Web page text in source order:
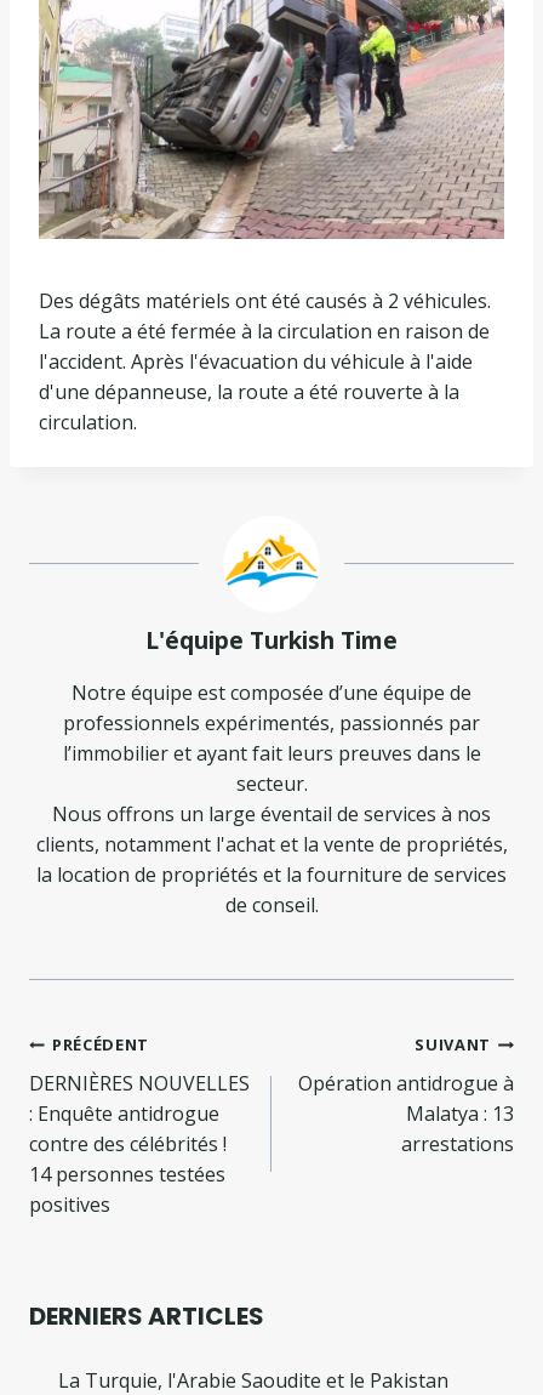
Des dégâts matériels ont été causés à 2 véhicules.
La route a été fermée à la circulation en raison de
l'accident. Après l'évacuation du véhicule à l'aide
d'une dépanneuse, la route a été rouverte à la
circulation.
L'équipe Turkish Time
Notre équipe est composée d’une équipe de
professionnels expérimentés, passionnés par
l’immobilier et ayant fait leurs preuves dans le
secteur.
Nous offrons un large éventail de services à nos
clients, notamment l'achat et la vente de propriétés,
la location de propriétés et la fourniture de services
de conseil.
Navigation
de
l’article
PRÉCÉDENT
DERNIÈRES NOUVELLES
: Enquête antidrogue
contre des célébrités !
14 personnes testées
positives
SUIVANT
Opération antidrogue à
Malatya : 13
arrestations
DERNIERS ARTICLES
La Turquie, l'Arabie Saoudite et le Pakistan